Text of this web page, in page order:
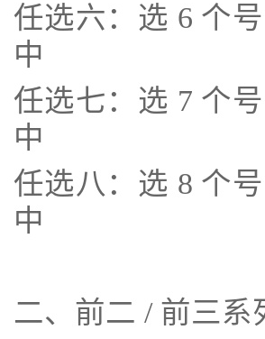
任选六：选 6 个
中
任选七：选 7 个
中
任选八：选 8 个
中
二、前二 / 前三